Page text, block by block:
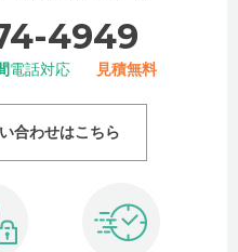
4949
電話対応 見積無料
合わせはこちら